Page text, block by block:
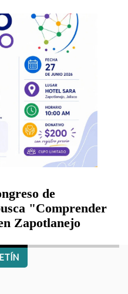
de
"Comprender
Zapotlanejo